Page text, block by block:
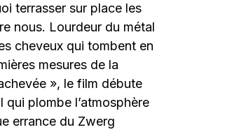
terrasser sur place les
nous. Lourdeur du métal
cheveux qui tombent en
mesures de la
», le film débute
plombe l’atmosphère
errance du Zwerg